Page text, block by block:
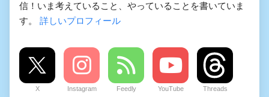
信！いま考えていること、やっていることを書いていま
す。 詳しいプロフィール
X Instagram Feedly YouTube Threads